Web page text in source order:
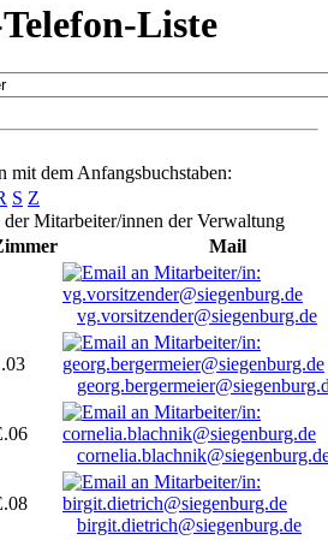
Liste
mit dem Anfangsbuchstaben:
S Z
der Mitarbeiter/innen der Verwaltung
Mail
vg.vorsitzender@siegenburg.de
birgit.dietrich@siegenburg.de